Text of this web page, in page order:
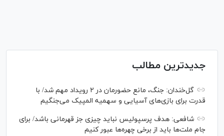
جدیدترین مطالب
گل‌خندان: جنگ، مانع حضورمان در ۲ رویداد مهم شد/ با
قدرت برای بازی‌های آسیایی و سهمیه المپیک می‌جنگیم
شافعی: هدف پرسپولیس نباید چیزی جز قهرمانی باشد/ برای
جام ملت‌ها باید از برخی چهره‌ها عبور کنیم